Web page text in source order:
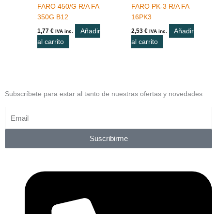
FARO 450/G R/A FA
350G B12
1,77€ IVA inc.
Añadir
al carrito
FARO PK-3 R/A FA
16PK3
2,53 € IVA inc.
Añadir
al carrito
Subscríbete para estar al tanto de nuestras ofertas y novedades
Suscribirme